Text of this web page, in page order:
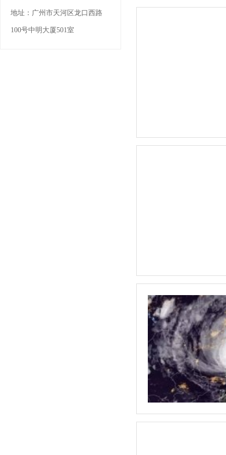
地址： 广州市天河区龙口西路
100号中明大厦501室